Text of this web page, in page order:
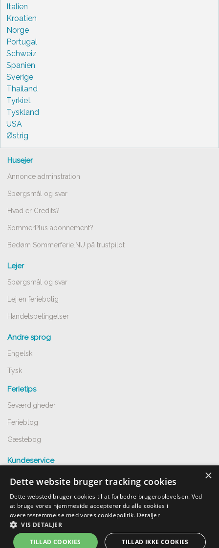
Italien
Kroatien
Norge
Portugal
Schweiz
Spanien
Sverige
Thailand
Tyrkiet
Tyskland
USA
Østrig
Husejer
Annonce adminstration
Spørgsmål og svar
Hvad er Credits?
SommerPlus abonnement?
Bedøm Sommerferie.NU på trustpilot
Lejer
Spørgsmål og svar
Lej en feriebolig
Handelsbetingelser
Andre sprog
Engelsk
Tysk
Ferietips
Seværdigheder
Ferieblog
Gæstebog
Kundeservice
Spørgsmål og svar
Opret annnoce
Handelsbetingelser
Undgå snyd
×
Dette website bruger tracking cookies
Dette websted bruger cookies til at forbedre brugeroplevelsen. Ved
at bruge vores hjemmeside accepterer du alle cookies i
overensstemmelse med vores cookiepolitik. Detaljer
VIS DETALJER
TILLAD COOKIES TILLAD IKKE COOKIES